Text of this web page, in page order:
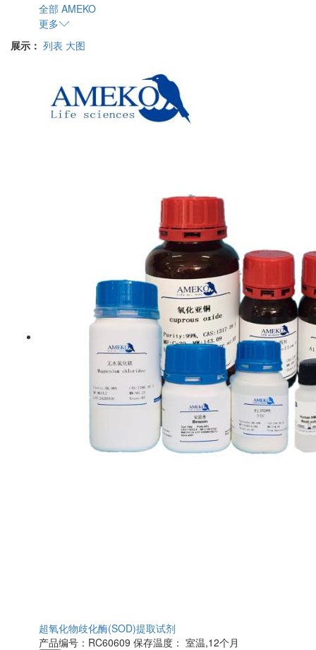
全部 AMEKO
更多
展示： 列表 大图
超氧化物歧化酶(SOD)提取试剂
产品编号：RC60609 保存温度： 室温,12个月